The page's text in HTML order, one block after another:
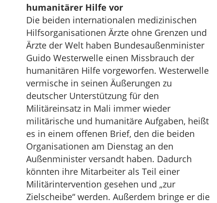
humanitärer Hilfe vor
Die beiden internationalen medizinischen
Hilfsorganisationen Ärzte ohne Grenzen und
Ärzte der Welt haben Bundesaußenminister
Guido Westerwelle einen Missbrauch der
humanitären Hilfe vorgeworfen. Westerwelle
vermische in seinen Äußerungen zu
deutscher Unterstützung für den
Militäreinsatz in Mali immer wieder
militärische und humanitäre Aufgaben, heißt
es in einem offenen Brief, den die beiden
Organisationen am Dienstag an den
Außenminister versandt haben. Dadurch
könnten ihre Mitarbeiter als Teil einer
Militärintervention gesehen und „zur
Zielscheibe“ werden. Außerdem bringe er die